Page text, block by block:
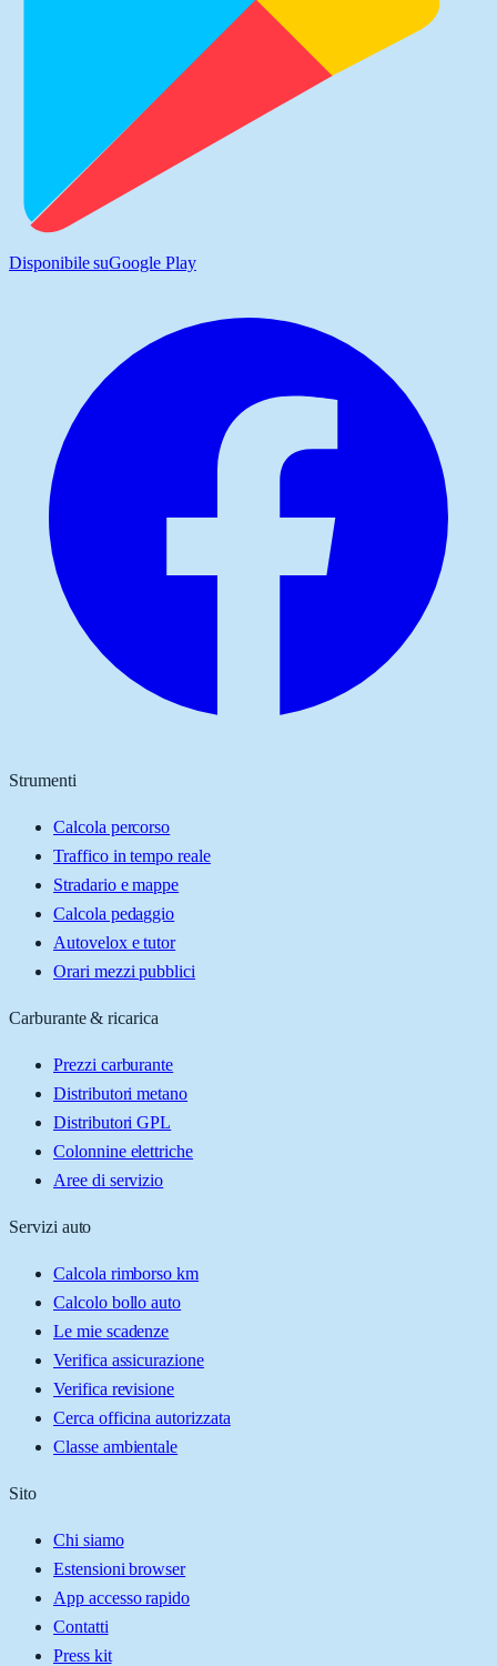
Disponibile suGoogle Play
Strumenti
Calcola percorso
Traffico in tempo reale
Stradario e mappe
Calcola pedaggio
Autovelox e tutor
Orari mezzi pubblici
Carburante & ricarica
Prezzi carburante
Distributori metano
Distributori GPL
Colonnine elettriche
Aree di servizio
Servizi auto
Calcola rimborso km
Calcolo bollo auto
Le mie scadenze
Verifica assicurazione
Verifica revisione
Cerca officina autorizzata
Classe ambientale
Sito
Chi siamo
Estensioni browser
App accesso rapido
Contatti
Press kit